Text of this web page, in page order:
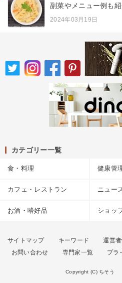
副菜やメニュー例も紹
2024年03月19日
カテゴリー一覧
食・料理 健康管
カフェ・レストラン ニュー
お酒・嗜好品 ショッ
サイトマップ キーワード 運営
お問い合わせ
専門家一覧 プラ
Copyright (C) ちそう